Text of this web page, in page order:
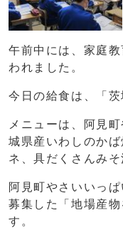
午前中には、家庭
われました。
今日の給食は、「茨
メニューは、阿見
城県産いわしのか
ネ、具だくさんみそ
阿見町やさいいっ
募集した「地場産
す。